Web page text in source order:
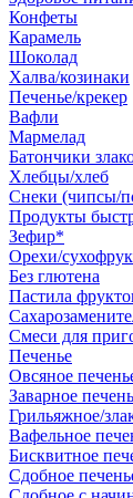
Конфеты
Карамель
Шоколад
Халва/козинаки
Печенье/крекер
Вафли
Мармелад
Батончики
Хлебцы/хлеб
Снеки (чипсы/
Продукты
Зефир*
Орехи/
Без глютена
Пастила
Смеси для
Печенье
Овсяное
Заварное
Грильяжное/
Вафельное
Бисквитное
Сдобное